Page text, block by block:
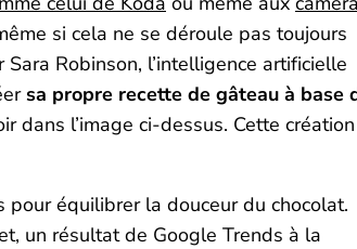
si cela ne se déroule pas toujours
Robinson, l’intelligence artificielle
sa propre recette de gâteau à base
dans l’image ci-dessus. Cette création
pour équilibrer la douceur du chocolat.
un résultat de Google Trends à la